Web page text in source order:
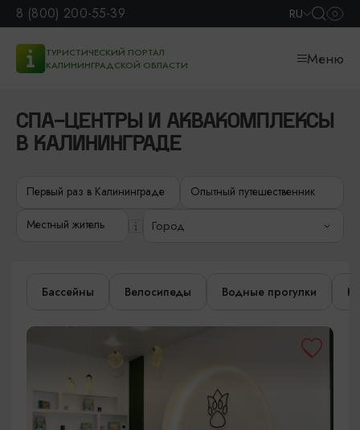
8 (800) 200-55-39 RU
ТУРИСТИЧЕСКИЙ ПОРТАЛ
КАЛИНИНГРАДСКОЙ ОБЛАСТИ
Меню
СПА-ЦЕНТРЫ И АКВАКОМПЛЕКСЫ
В КАЛИНИНГРАДЕ
Первый раз в Калининграде Опытный путешественник
Местный житель Город
Бассейны Велосипеды Водные прогулки